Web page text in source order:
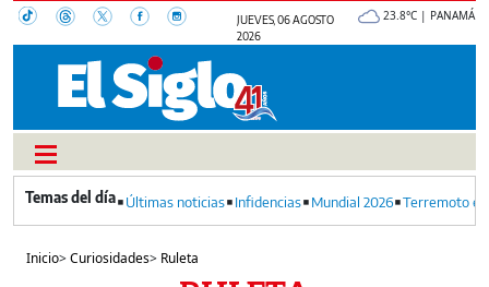
JUEVES, 06 AGOSTO
2026
23.8°C | PANAMÁ
Últimas noticias Infidencias Mundial 2026 Terremoto
Inicio>Curiosidades> Ruleta